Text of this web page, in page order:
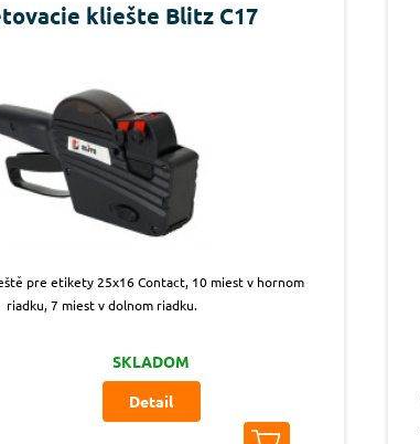
kliešte Blitz C17
pre etikety 25x16 Contact, 10 miest v hornom
riadku, 7 miest v dolnom riadku.
SKLADOM
Detail